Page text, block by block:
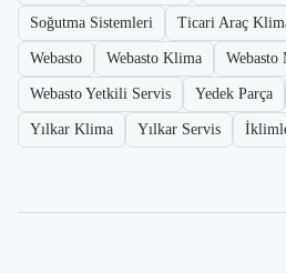
Soğutma Sistemleri Ticari Araç
Webasto Webasto Klima Webasto
Webasto Yetkili Servis Yedek Parça
Yılkar Klima Yılkar Servis